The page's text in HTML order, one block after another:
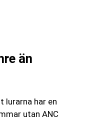
än
lurarna har en
utan ANC